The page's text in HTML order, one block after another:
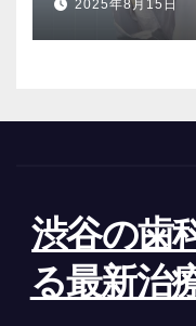
2025年8月15日
渋谷の歯
る最新治